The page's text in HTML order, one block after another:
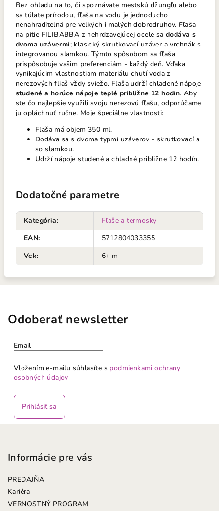
Bez ohľadu na to, či spoznávate mestskú džungľu alebo
sa túlate prírodou, fľaša na vodu je jednoducho
nenahraditeľná pre veľkých i malých dobrodruhov. Fľaša
na pitie FILIBABBA z nehrdzavejúcej ocele sa dodáva s
dvoma uzávermi; klasický skrutkovací uzáver a vrchnák s
integrovanou slamkou. Týmto spôsobom sa fľaša
prispôsobuje vašim preferenciám - každý deň. Vďaka
vynikajúcim vlastnostiam materiálu chutí voda z
nerezových fliaš vždy sviežo. Fľaša udrží chladené nápoje
studené a horúce nápoje teplé približne 12 hodín. Aby
ste čo najlepšie využili svoju nerezovú fľašu, odporúčame
ju opláchnuť ručne. Moje špeciálne vlastnosti:
Fľaša má objem 350 ml.
Dodáva sa s dvoma typmi uzáverov - skrutkovací a
so slamkou.
Udrží nápoje studené a chladné približne 12 hodín.
Dodatočné parametre
Kategória:
Fľaše a termosky
EAN:
5712804033355
Vek: 6+ m
Odoberať newsletter
Email
Vložením e-mailu súhlasíte s podmienkami ochrany
osobných údajov
Prihlásiť sa
Informácie pre vás
PREDAJŇA
Kariéra
VERNOSTNÝ PROGRAM